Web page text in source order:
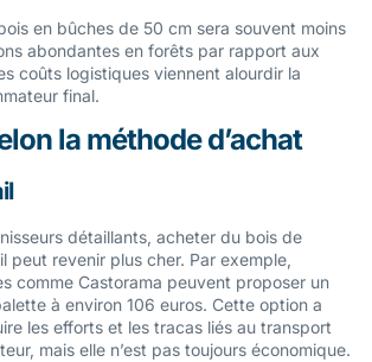
en bûches de 50 cm sera souvent moins
abondantes en forêts par rapport aux
coûts logistiques viennent alourdir la
final.
la méthode d’achat
détaillants, acheter du bois de
peut revenir plus cher. Par exemple,
comme Castorama peuvent proposer un
à environ 106 euros. Cette option a
les efforts et les tracas liés au transport
mais elle n’est pas toujours économique.